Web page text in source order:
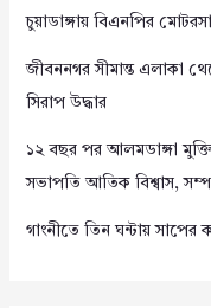
চুয়াডাঙ্গায় বিএনপির
জীবননগর সীমান্ত এলাকা
সিরাপ উদ্ধার
১২ বছর পর আলমডাঙ্গা
সভাপতি আতিক বিশ্বাস,
গাংনীতে তিন ঘন্টায়